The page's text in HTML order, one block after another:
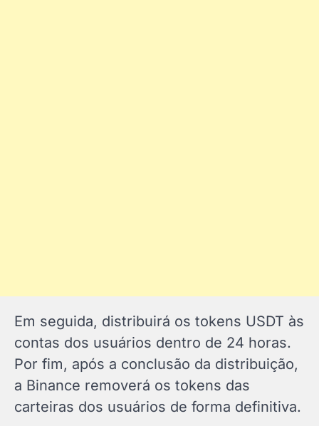
Em seguida, distribuirá os tokens USDT às
contas dos usuários dentro de 24 horas.
Por fim, após a conclusão da distribuição,
a Binance removerá os tokens das
carteiras dos usuários de forma definitiva.